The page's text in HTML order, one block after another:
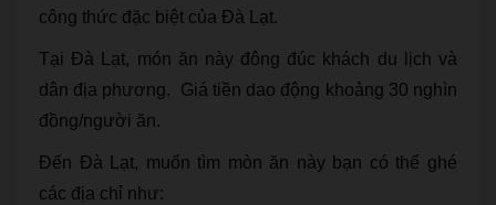
công thức đặc biệt của Đà Lạt.
Tại Đà Lạt, món ăn này đông đúc khách du lịch và
dân địa phương. Giá tiền dao động khoảng 30 nghìn
đồng/người ăn.
Đến Đà Lạt, muốn tìm mòn ăn này bạn có thể ghé
các địa chỉ như: